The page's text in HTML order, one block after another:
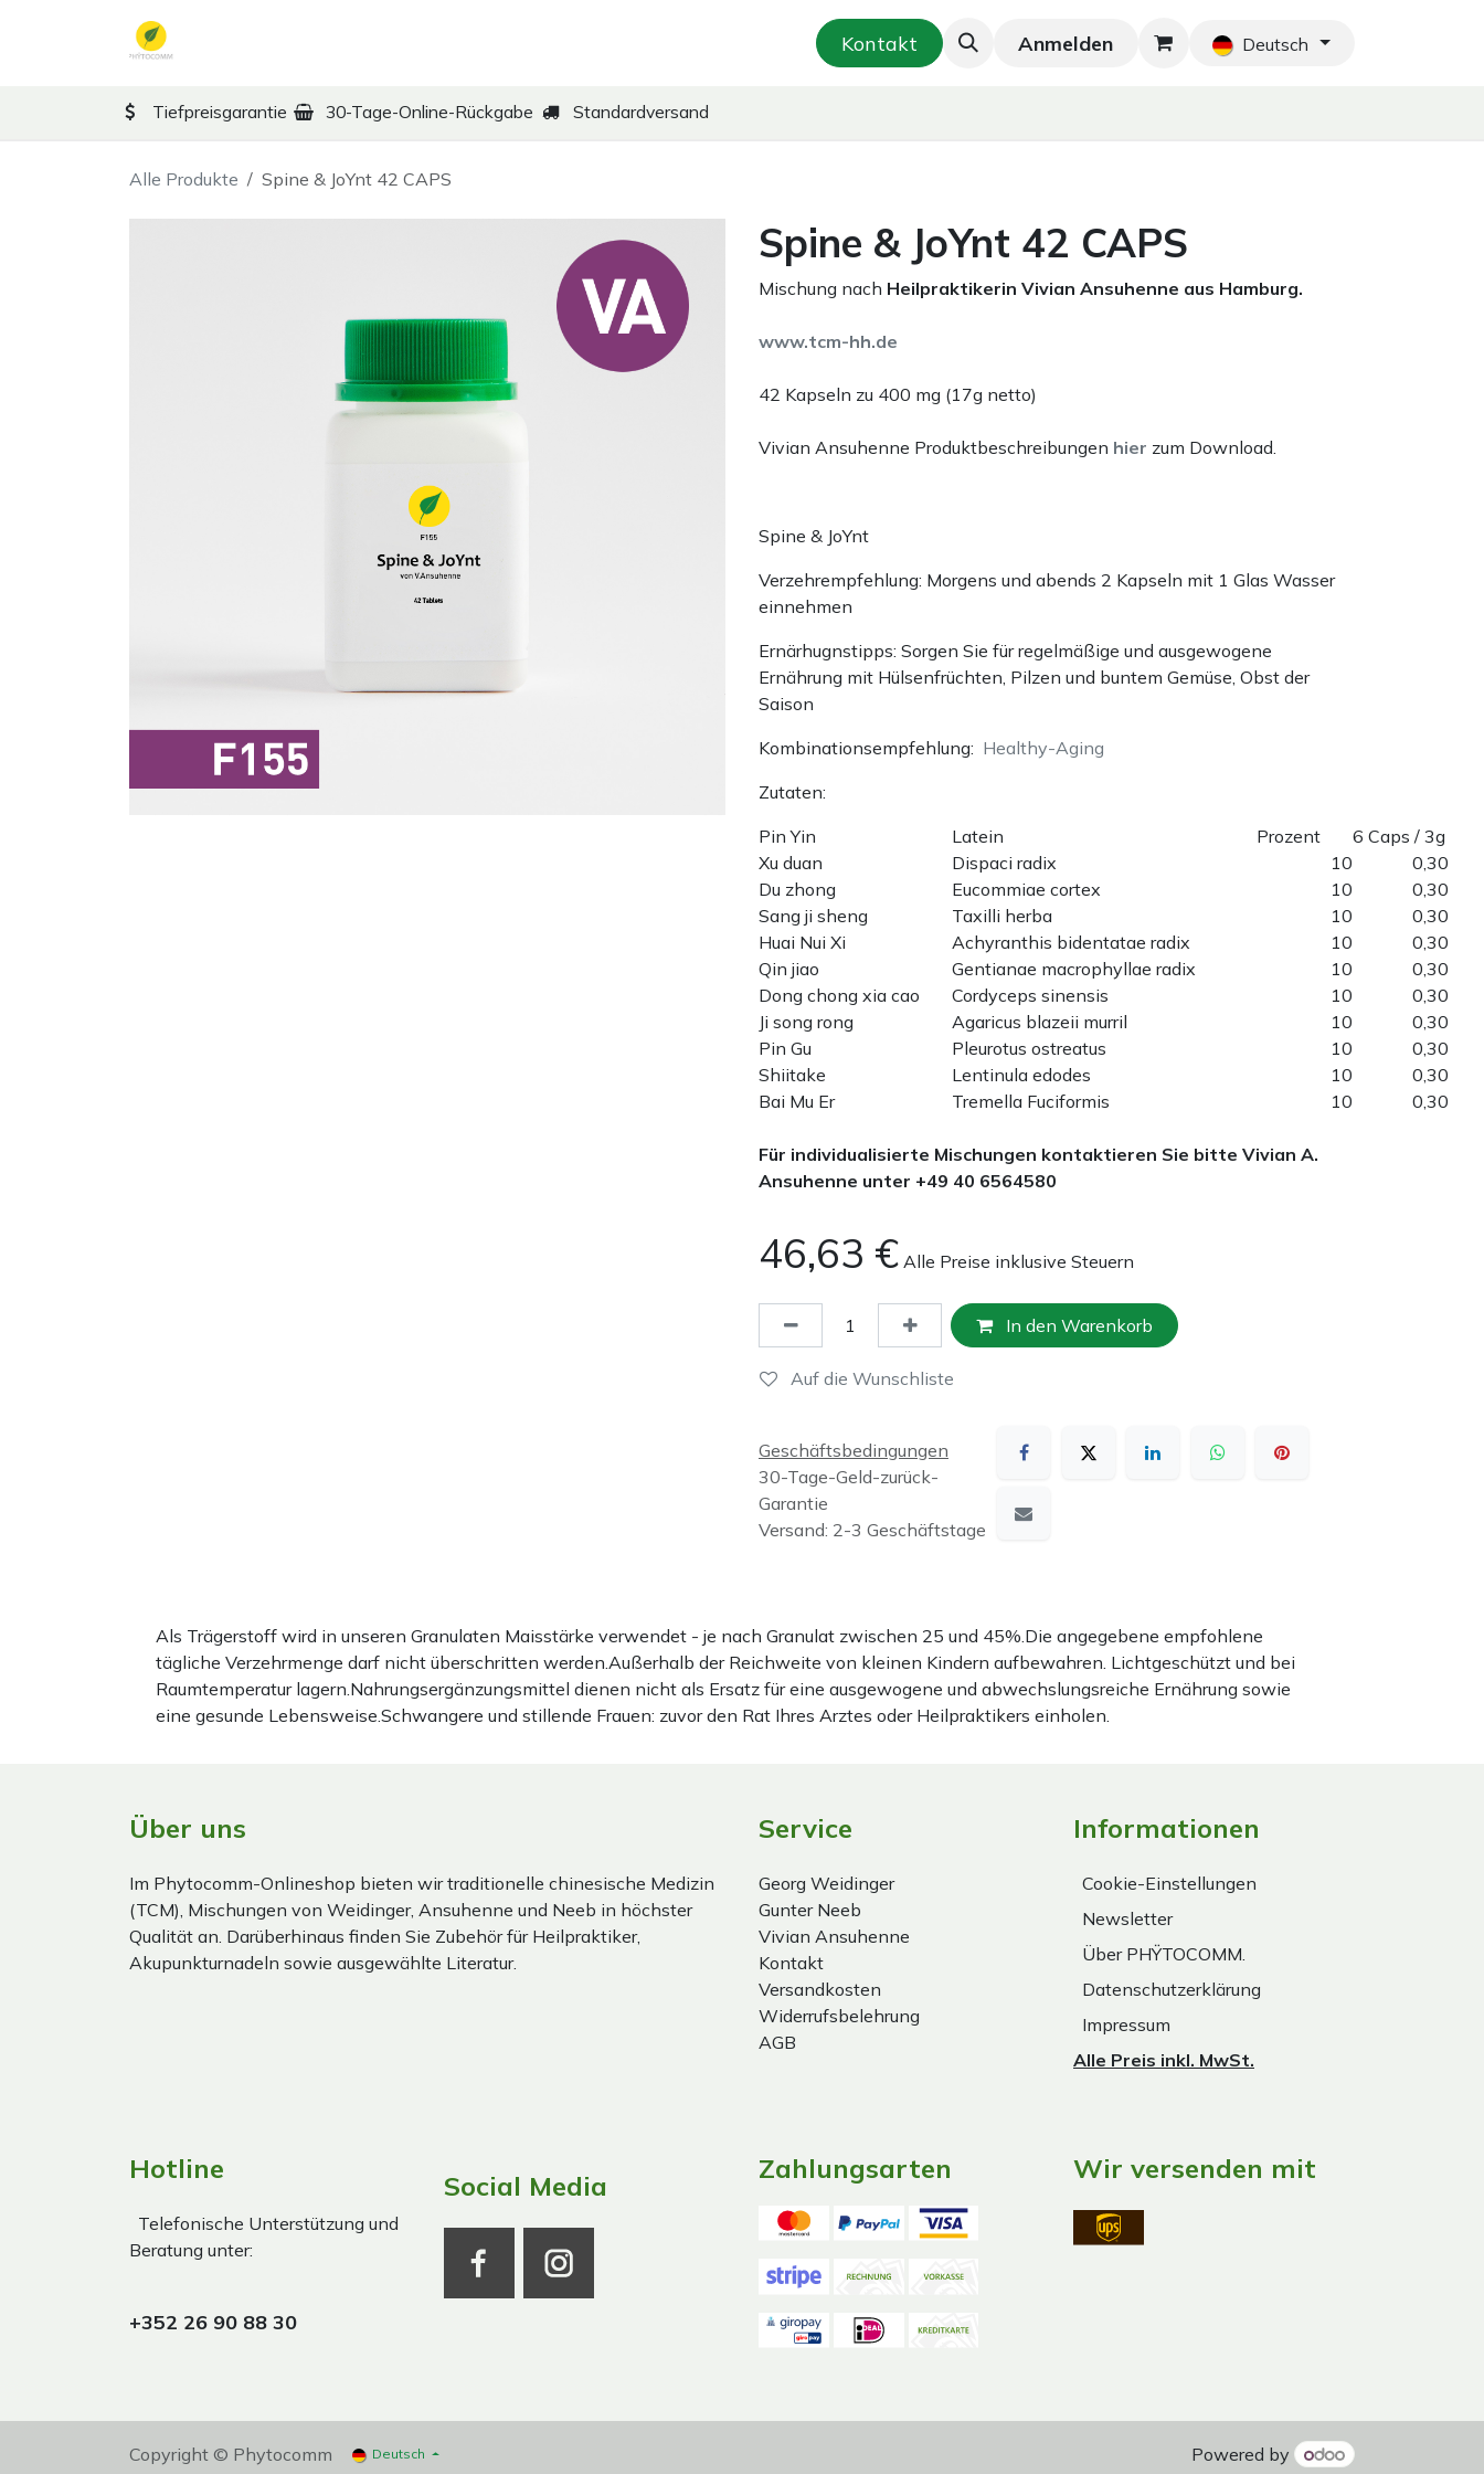
Kräuter-Zubereitungen Neu! Blog Home Shop
Kontakt Anmelden Deutsch
Tiefpreisgarantie 30-Tage-Online-Rückgabe Standardversand
Alle Produkte Spine & JoYnt 42 CAPS
Spine & JoYnt 42 CAPS
Mischung nach Heilpraktikerin Vivian Ansuhenne aus Hamburg.
www.tcm-hh.de
42 Kapseln zu 400 mg (17g netto)
Vivian Ansuhenne Produktbeschreibungen hier zum Download.
Spine & JoYnt
Verzehrempfehlung: Morgens und abends 2 Kapseln mit 1 Glas Wasser
einnehmen
Ernärhugnstipps: Sorgen Sie für regelmäßige und ausgewogene
Ernährung mit Hülsenfrüchten, Pilzen und buntem Gemüse, Obst der
Saison
Kombinationsempfehlung: Healthy-Aging
Zutaten:
Pin Yin
Latein Prozent
6 Caps / 3g
Xu duan
Dispaci radix 10
0,30
Du zhong
Eucommiae cortex 10
0,30
Sang ji sheng
Taxilli herba 10
0,30
Huai Nui Xi
Achyranthis bidentatae radix 10
0,30
Qin jiao
Gentianae macrophyllae radix 10
0,30
Dong chong xia cao
Cordyceps sinensis 10
0,30
Ji song rong
Agaricus blazeii murril 10
0,30
Pin Gu
Pleurotus ostreatus 10
0,30
Shiitake
Lentinula edodes 10
0,30
Bai Mu Er
Tremella Fuciformis 10 0,30
Für individualisierte Mischungen kontaktieren Sie bitte Vivian A.
Ansuhenne unter +49 40 6564580
46,63 € Alle Preise inklusive Steuern
In den Warenkorb
Auf die Wunschliste
Geschäftsbedingungen
30-Tage-Geld-zurück-
Garantie
Versand: 2-3 Geschäftstage
Als Trägerstoff wird in unseren Granulaten Maisstärke verwendet - je nach Granulat zwischen 25 und 45%.Die angegebene empfohlene
tägliche Verzehrmenge darf nicht überschritten werden.Außerhalb der Reichweite von kleinen Kindern aufbewahren. Lichtgeschützt und bei
Raumtemperatur lagern.Nahrungsergänzungsmittel dienen nicht als Ersatz für eine ausgewogene und abwechslungsreiche Ernährung sowie
eine gesunde Lebensweise.Schwangere und stillende Frauen: zuvor den Rat Ihres Arztes oder Heilpraktikers einholen.
Über uns
Im Phytocomm-Onlineshop bieten wir traditionelle chinesische Medizin
(TCM), Mischungen von Weidinger, Ansuhenne und Neeb in höchster
Qualität an. Darüberhinaus finden Sie Zubehör für Heilpraktiker,
Akupunkturnadeln sowie ausgewählte Literatur.
Service
Georg Weidinger
Gunter Neeb
Vivian Ansuhenne
Kontakt
Versandkosten
Widerrufsbelehrung
AGB
Informationen
Cookie-Einstellungen
Newsletter
Über PHŸTOCOMM.
Datenschutzerklärung
Impressum
Alle Preis inkl. MwSt.
Hotline
Telefonische Unterstützung und
Beratung unter:
+352 26 90 88 30
Social Media
Zahlungsarten Wir versenden mit
Copyright © Phytocomm Deutsch Powered by